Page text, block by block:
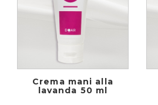
Crema mani alla
lavanda 50 ml